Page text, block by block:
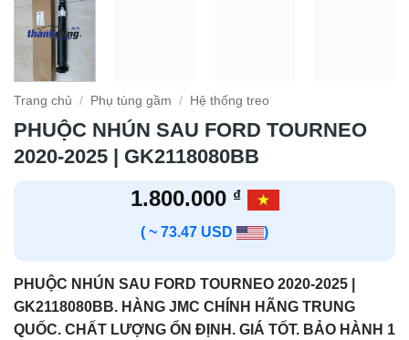
Trang chủ / Phụ tùng gầm / Hệ thống treo
PHUỘC NHÚN SAU FORD TOURNEO
2020-2025 | GK2118080BB
1.800.000 ₫
( ~ 73.47 USD )
PHUỘC NHÚN SAU FORD TOURNEO 2020-2025 |
GK2118080BB. HÀNG JMC CHÍNH HÃNG TRUNG
QUỐC. CHẤT LƯỢNG ỔN ĐỊNH. GIÁ TỐT. BẢO HÀNH 1